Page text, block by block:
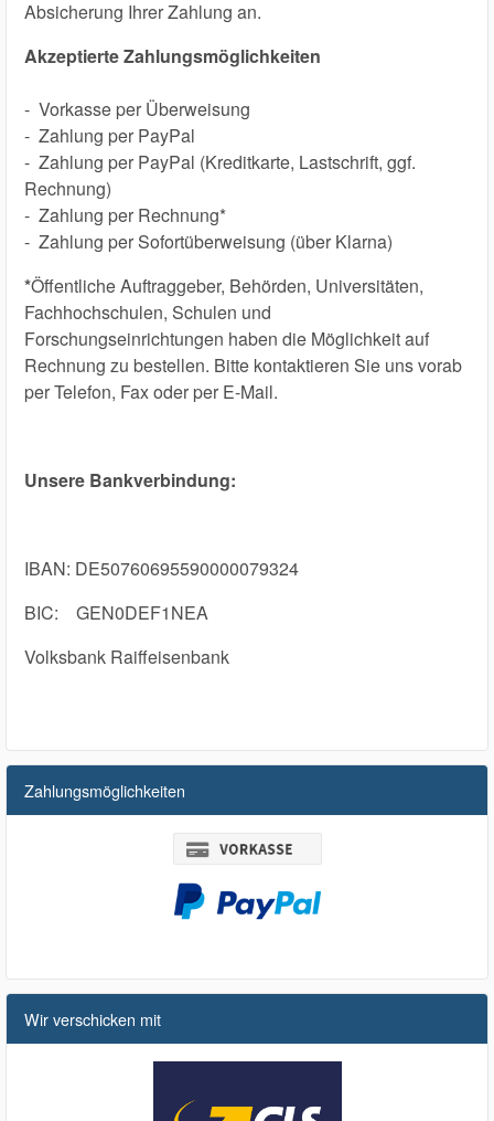
Absicherung Ihrer Zahlung an.
Akzeptierte Zahlungsmöglichkeiten
- Vorkasse per Überweisung
- Zahlung per PayPal
- Zahlung per PayPal (Kreditkarte, Lastschrift, ggf.
Rechnung)
- Zahlung per Rechnung*
- Zahlung per Sofortüberweisung (über Klarna)
*Öffentliche Auftraggeber, Behörden, Universitäten,
Fachhochschulen, Schulen und
Forschungseinrichtungen haben die Möglichkeit auf
Rechnung zu bestellen. Bitte kontaktieren Sie uns vorab
per Telefon, Fax oder per E-Mail.
Unsere Bankverbindung:
IBAN: DE50760695590000079324
BIC: GEN0DEF1NEA
Volksbank Raiffeisenbank
Zahlungsmöglichkeiten
Wir verschicken mit